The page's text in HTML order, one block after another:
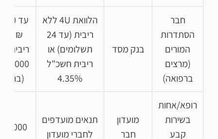
חבר
הסתדרות
המורים
(מרצים
ברפואה)
בנק מסד
הלוואת 4U ללא
ריבית (עד 24
תשלומים) או
ריבית חשכ"ל
4.35%
עד
₪
ריבית)
רופא/אחות
בשירות
קבע
מועדון
חבר
תנאים מועדפים
לחברי מועדון
33,000 ₪